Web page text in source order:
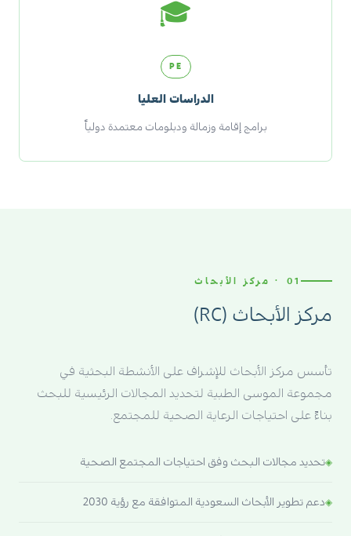
🎓
PE
الدراسات العليا
برامج إقامة وزمالة ودبلومات معتمدة دولياً
01 · مركز الأبحاث
مركز الأبحاث (RC)
تأسس مركز الأبحاث للإشراف على الأنشطة البحثية في
مجموعة الموسى الطبية لتحديد المجالات الرئيسية للبحث
بناءً على احتياجات الرعاية الصحية للمجتمع.
تحديد مجالات البحث وفق احتياجات المجتمع الصحية
دعم تطوير الأبحاث السعودية المتوافقة مع رؤية 2030